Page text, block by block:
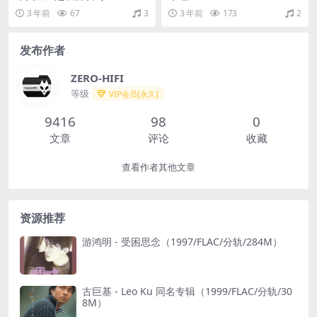
AC/分轨/251M）
3 年前 67 3
992/FLAC/分轨/400M）
3 年前 173 2
发布作者
ZERO-HIFI
等级 VIP会员[永久]
9416
文章
98
评论
0
收藏
查看作者其他文章
资源推荐
游鸿明 - 受困思念（1997/FLAC/分轨/284M）
古巨基 - Leo Ku 同名专辑（1999/FLAC/分轨/30
8M）